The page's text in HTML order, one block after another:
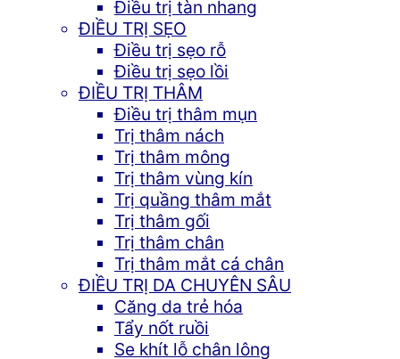
Điều trị tàn nhang
ĐIỀU TRỊ SẸO
Điều trị sẹo rỗ
Điều trị sẹo lồi
ĐIỀU TRỊ THÂM
Điều trị thâm mụn
Trị thâm nách
Trị thâm mông
Trị thâm vùng kín
Trị quầng thâm mắt
Trị thâm gối
Trị thâm chân
Trị thâm mắt cá chân
ĐIỀU TRỊ DA CHUYÊN SÂU
Căng da trẻ hóa
Tẩy nốt ruồi
Se khít lỗ chân lông